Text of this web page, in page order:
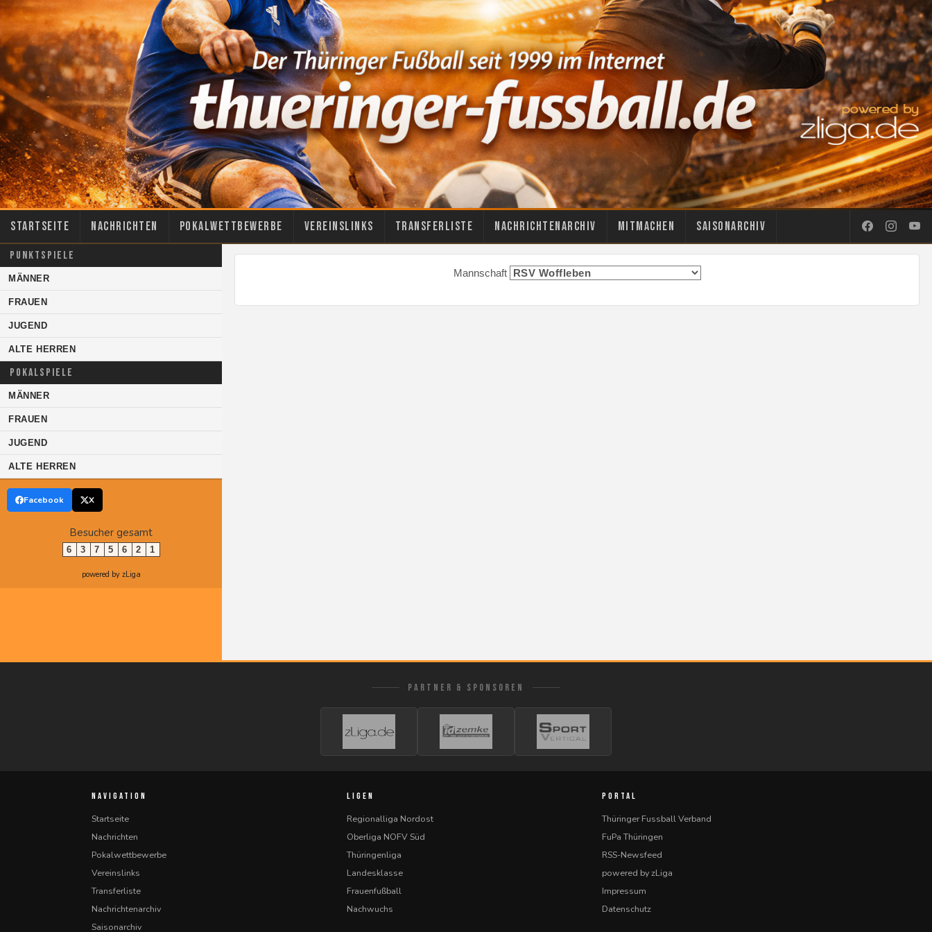
Startseite Nachrichten Pokalwettbewerbe Vereinslinks Transferliste Nachrichtenarchiv Mitmachen Saisonarchiv
PUNKTSPIELE
MÄNNER
FRAUEN
JUGEND
ALTE HERREN
POKALSPIELE
MÄNNER
FRAUEN
JUGEND
ALTE HERREN
Facebook X
Besucher gesamt
6 3 7 5 6 2 1
powered by zLiga
Mannschaft
PARTNER & SPONSOREN
NAVIGATION
Startseite
Nachrichten
Pokalwettbewerbe
Vereinslinks
Transferliste
Nachrichtenarchiv
Saisonarchiv
LIGEN
Regionalliga Nordost
Oberliga NOFV Süd
Thüringenliga
Landesklasse
Frauenfußball
Nachwuchs
PORTAL
Thüringer Fussball Verband
FuPa Thüringen
RSS-Newsfeed
powered by zLiga
Impressum
Datenschutz